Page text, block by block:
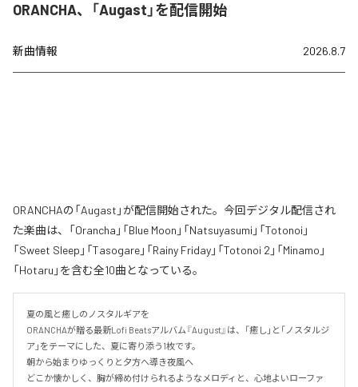
ORANCHA、「Augast」を配信開始
新曲情報 2026.8.7
ORANCHAの「Augast」が配信開始された。今回デジタル配信され
た楽曲は、「Orancha」「Blue Moon」「Natsuyasumi」「Totonoi」
「Sweet Sleep」「Tasogare」「Rainy Friday」「Totonoi 2」「Minamo」
「Hotaru」を含む全10曲となっている。
夏の風と癒しのノスタルギアを
ORANCHAが贈る最新Lofi Beatsアルバム『August』は、「癒し」と「ノスタルジ
ア」をテーマにした、夏に寄り添う1枚です。
朝から始まりゆっくりと夕方へ導き夜風へ
どこか懐かしく、胸が締め付けられるようなメロディと、心地よいローファ